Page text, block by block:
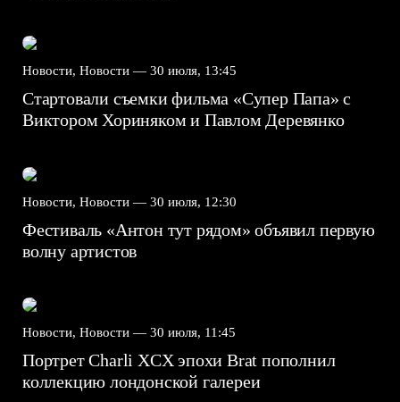
Новости, Новости — 30 июля, 13:45
Стартовали съемки фильма «Супер Папа» с
Виктором Хориняком и Павлом Деревянко
Новости, Новости — 30 июля, 12:30
Фестиваль «Антон тут рядом» объявил первую
волну артистов
Новости, Новости — 30 июля, 11:45
Портрет Charli XCX эпохи Brat пополнил
коллекцию лондонской галереи